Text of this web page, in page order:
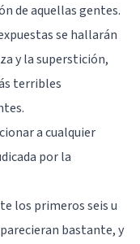
de aquellas gentes.
se hallarán
y la superstición,
terribles
a cualquier
por la
los primeros seis u
bastante, y